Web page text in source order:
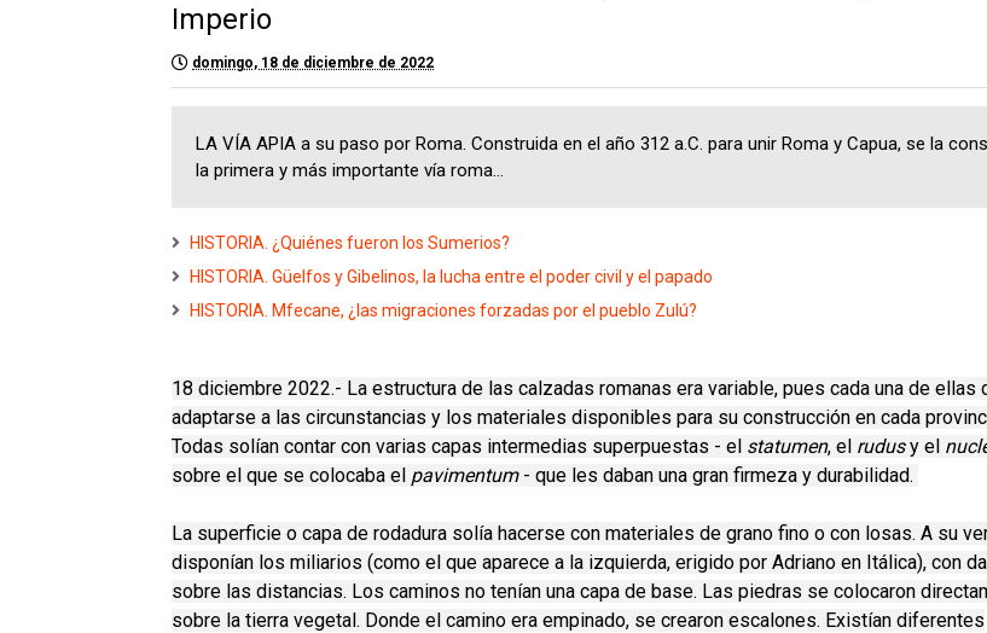
Imperio
domingo, 18 de diciembre de 2022
LA VÍA APIA a su paso por Roma. Construida en el año 312 a.C. para unir Roma y Capua, se la
la primera y más importante vía roma...
HISTORIA. ¿Quiénes fueron los Sumerios?
HISTORIA. Güelfos y Gibelinos, la lucha entre el poder civil y el papado
HISTORIA. Mfecane, ¿las migraciones forzadas por el pueblo Zulú?
18 diciembre 2022.- La estructura de las calzadas romanas era variable, pues cada una de ellas
adaptarse a las circunstancias y los materiales disponibles para su construcción en cada
Todas solían contar con varias capas intermedias superpuestas - el statumen, el rudusy el
sobre el que se colocaba el pavimentum- que les daban una gran firmeza y durabilidad.
La superficie o capa de rodadura solía hacerse con materiales de grano fino o con losas. A su
disponían los miliarios (como el que aparece a la izquierda, erigido por Adriano en Itálica), con
sobre las distancias. Los caminos no tenían una capa de base. Las piedras se colocaron
sobre la tierra vegetal. Donde el camino era empinado, se crearon escalones. Existían diferentes